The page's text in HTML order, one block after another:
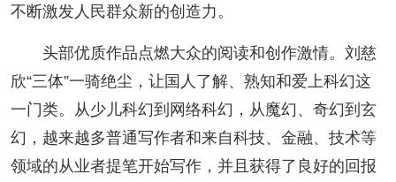
不断激发人民群众新的创造力。
头部优质作品点燃大众的阅读和创作激情。刘慈
欣“三体”一骑绝尘，让国人了解、熟知和爱上科幻这
一门类。从少儿科幻到网络科幻，从魔幻、奇幻到玄
幻，越来越多普通写作者和来自科技、金融、技术等
领域的从业者提笔开始写作，并且获得了良好的回报